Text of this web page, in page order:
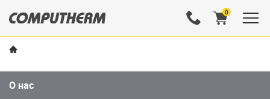
0
О нас